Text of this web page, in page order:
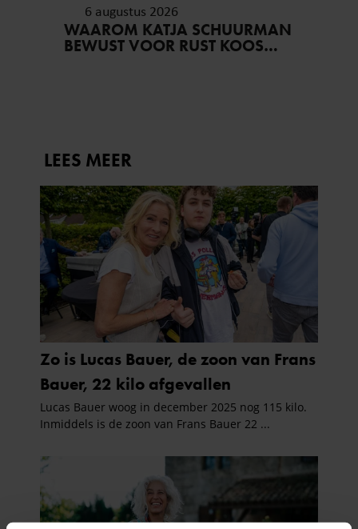
6 augustus 2026
WAAROM KATJA SCHUURMAN
BEWUST VOOR RUST KOOS…